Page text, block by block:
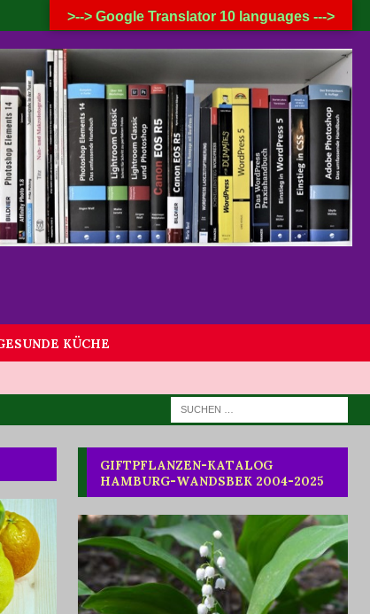
8. AUGUST 2026
KÜCHE
GIFTPFLANZEN-KATALOG
HAMBURG-WANDSBEK 2004-2025
>--> Google Translator 10 languages --->